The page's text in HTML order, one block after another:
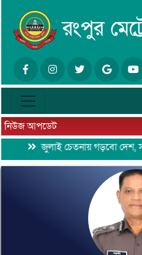
নিউজ আপডেট
জুলাই চেতনায় গড়বো দেশ, সবার